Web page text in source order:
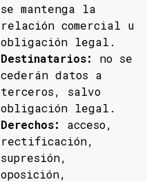
se mantenga la
relación comercial u
obligación legal.
Destinatarios:
no se
cederán datos a
terceros, salvo
obligación legal.
Derechos:
acceso,
rectificación,
supresión,
oposición,